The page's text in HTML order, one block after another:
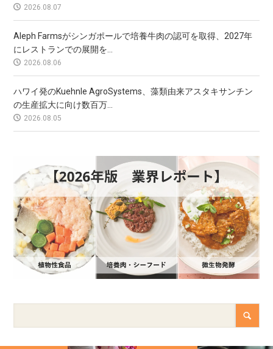
2026.08.07
Aleph Farmsがシンガポールで培養牛肉の認可を取得、2027年
にレストランでの展開を...
2026.08.06
ハワイ発のKuehnle AgroSystems、藻類由来アスタキサンチン
の生産拡大に向け数百万...
2026.08.05